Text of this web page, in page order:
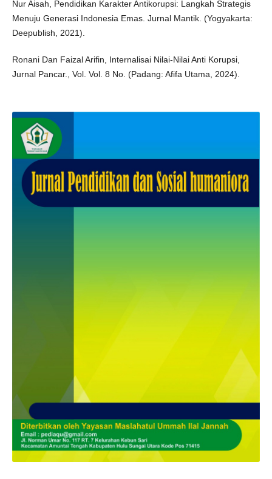
Nur Aisah, Pendidikan Karakter Antikorupsi: Langkah Strategis
Menuju Generasi Indonesia Emas. Jurnal Mantik. (Yogyakarta:
Deepublish, 2021).
Ronani Dan Faizal Arifin, Internalisai Nilai-Nilai Anti Korupsi,
Jurnal Pancar., Vol. Vol. 8 No. (Padang: Afifa Utama, 2024).